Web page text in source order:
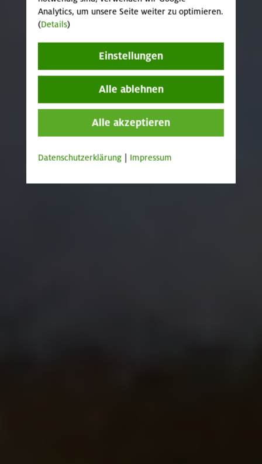
Analytics, um unsere Seite weiter zu optimieren.
(Details)
Einstellungen
Alle ablehnen
Alle akzeptieren
Datenschutzerklärung Impressum